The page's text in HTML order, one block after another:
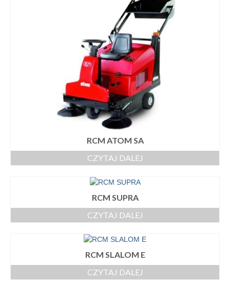
RCM ATOM SA
CZYTAJ DALEJ
RCM SUPRA
CZYTAJ DALEJ
RCM SLALOM E
CZYTAJ DALEJ